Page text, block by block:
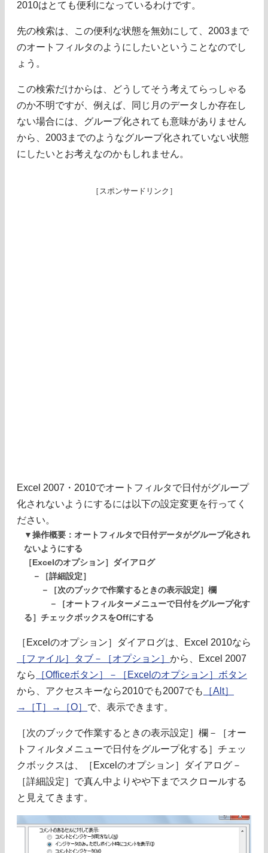
2010はとても便利になっているわけです。
先の検索は、この便利な状態を無効にして、2003まで
のオートフィルタのようにしたいということなのでし
ょう。
この検索だけからは、どうしてそう考えてらっしゃる
のか不明ですが、例えば、同じ月のデータしか存在し
ない場合には、グループ化されても意味がありません
から、2003までのようなグループ化されていない状態
にしたいとお考えなのかもしれません。
［スポンサードリンク］
Excel 2007・2010でオートフィルタで日付がグループ
化されないようにするには以下の設定変更を行ってく
ださい。
▼操作概要：オートフィルタで日付データがグループ化され
ないようにする
［Excelのオプション］ダイアログ
－［詳細設定］
－［次のブックで作業するときの表示設定］欄
－［オートフィルターメニューで日付をグループ化す
る］チェックボックスをOffにする
［Excelのオプション］ダイアログは、Excel 2010なら
［ファイル］タブ－［オプション］ から、Excel 2007
なら
［Officeボタン］－［Excelのオプション］ボタン
から、アクセスキーなら2010でも2007でも
［Alt］
→［T］→［O］ で、表示できます。
［次のブックで作業するときの表示設定］欄－［オー
トフィルタメニューで日付をグループ化する］チェッ
クボックスは、［Excelのオプション］ダイアログ－
［詳細設定］で真ん中よりやや下までスクロールする
と見えてきます。